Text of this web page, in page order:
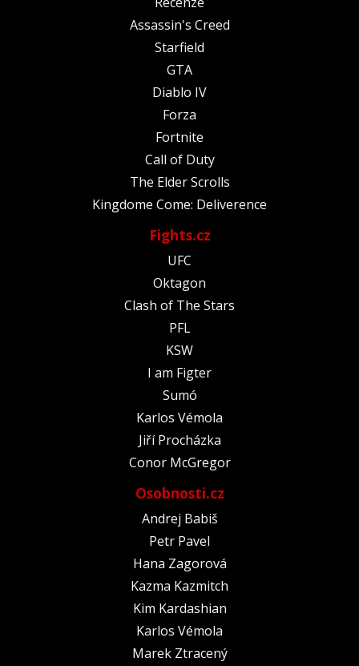
Assassin's Creed
Starfield
GTA
Diablo IV
Forza
Fortnite
Call of Duty
The Elder Scrolls
Kingdome Come: Deliverence
Fights.cz
UFC
Oktagon
Clash of The Stars
PFL
KSW
I am Figter
Sumó
Karlos Vémola
Jiří Procházka
Conor McGregor
Osobnosti.cz
Andrej Babiš
Petr Pavel
Hana Zagorová
Kazma Kazmitch
Kim Kardashian
Karlos Vémola
Marek Ztracený